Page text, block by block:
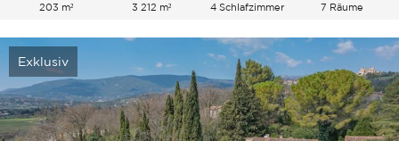
203 m² 3 212 m² 4 Schlafzimmer 7 Räume
Exklusiv